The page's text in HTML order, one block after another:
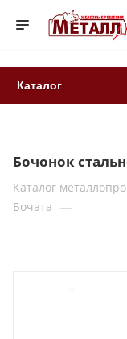
Каталог
Бочонок
Каталог
Бочата —